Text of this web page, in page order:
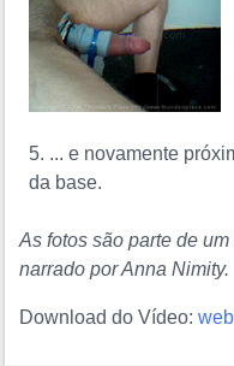
5. ... e novamente
da base.
As fotos são parte de
narrado por Anna Nimity.
Download do Vídeo: